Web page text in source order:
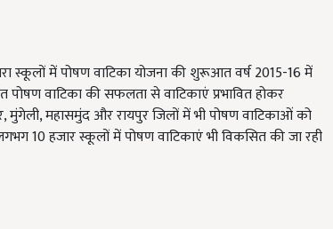
स्कूलों में पोषण वाटिका योजना की शुरूआत वर्ष 2015-16 में
वाटिका की सफलता से वाटिकाएं प्रभावित होकर
महासमुंद और रायपुर जिलों में भी पोषण वाटिकाओं को
10 हजार स्कूलों में पोषण वाटिकाएं भी विकसित की जा रही